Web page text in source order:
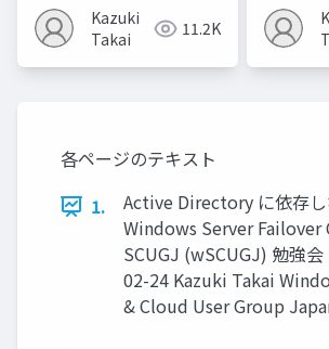
Kazuki
Takai
11.2K
各ページのテキスト
1.
Active Directory に依存
Windows Server
SCUGJ (wSCUGJ) 勉強
02-24 Kazuki Takai
& Cloud User Group